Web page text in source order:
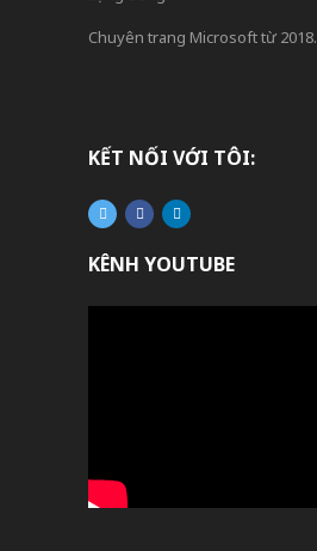
Chuyên trang Microsoft từ 2018.
KẾT NỐI VỚI TÔI:
KÊNH YOUTUBE